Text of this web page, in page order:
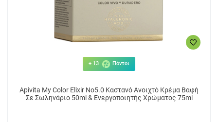
+ 13 Πόντοι
Apivita My Color Elixir No5.0 Καστανό Ανοιχτό Κρέμα Βαφή
Σε Σωληνάριο 50ml & Ενεργοποιητής Χρώματος 75ml